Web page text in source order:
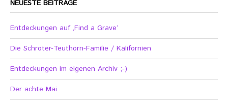
NEUESTE BEITRÄGE
Entdeckungen auf ‚Find a Grave‘
Die Schroter-Teuthorn-Familie / Kalifornien
Entdeckungen im eigenen Archiv ;-)
Der achte Mai